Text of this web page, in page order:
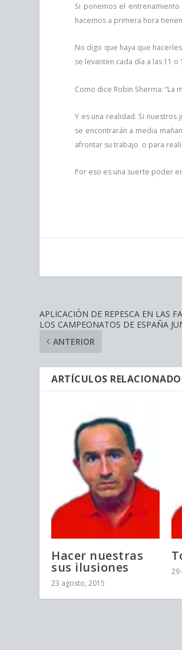
Si ponemos el
hacemos a primera hora
No digo que haya que
se levanten cada día a las 11 o
Como dice Robin Sherma:
Y es una realidad. Si nuestros
se encontrarán a media
afrontar su trabajo o para
Por eso es una suerte poder
APLICACIÓN DE REPESCA EN LAS
LOS CAMPEONATOS DE ESPAÑA
ANTERIOR
ARTÍCULOS
Hacer nuestras
sus ilusiones
23 agosto, 2015
29